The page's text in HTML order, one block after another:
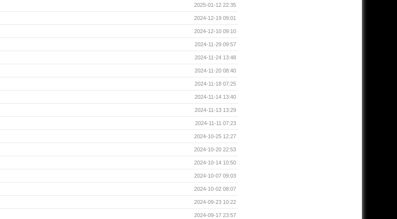
2025-01-12 22:35
2024-12-19 09:01
2024-12-10 09:10
2024-11-29 09:57
2024-11-24 13:48
2024-11-20 08:40
2024-11-18 07:25
2024-11-14 13:40
2024-11-13 13:29
2024-11-11 07:23
2024-10-25 12:27
2024-10-20 22:53
2024-10-14 10:50
2024-10-07 09:03
2024-10-02 08:07
2024-09-23 10:22
2024-09-17 23:57